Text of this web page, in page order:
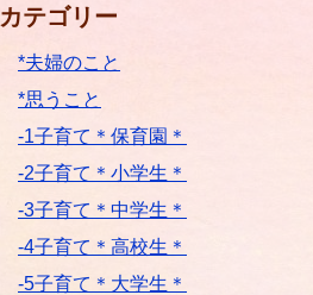
カテゴリー
*夫婦のこと
*思うこと
-1子育て＊保育園＊
-2子育て＊小学生＊
-3子育て＊中学生＊
-4子育て＊高校生＊
-5子育て＊大学生＊